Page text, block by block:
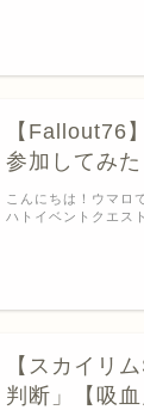
【Fallout76
参加してみ
こんにちは！ウマロ
ハトイベントクエス
【スカイリ
判断」【吸